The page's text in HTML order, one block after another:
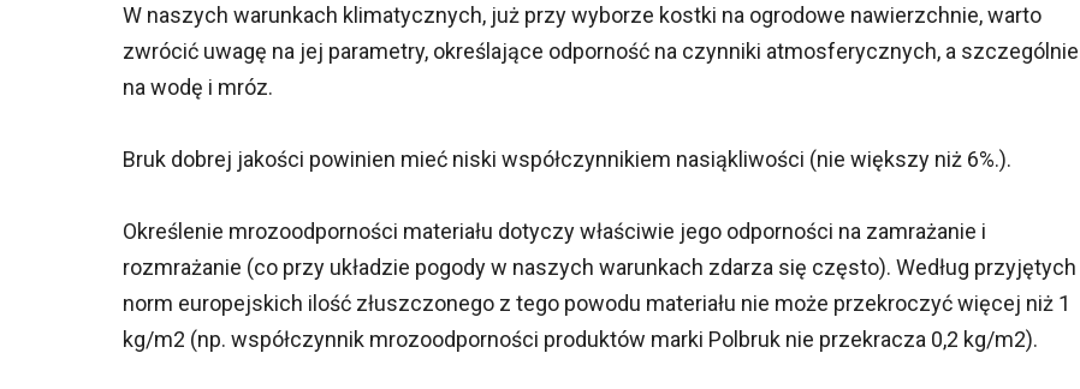
W naszych warunkach klimatycznych, już przy wyborze kostki na ogrodowe nawierzchnie, warto
zwrócić uwagę na jej parametry, określające odporność na czynniki atmosferycznych, a szczególnie
na wodę i mróz.
Bruk dobrej jakości powinien mieć niski współczynnikiem nasiąkliwości (nie większy niż 6%.).
Określenie mrozoodporności materiału dotyczy właściwie jego odporności na zamrażanie i
rozmrażanie (co przy układzie pogody w naszych warunkach zdarza się często). Według przyjętych
norm europejskich ilość złuszczonego z tego powodu materiału nie może przekroczyć więcej niż 1
kg/m2 (np. współczynnik mrozoodporności produktów marki Polbruk nie przekracza 0,2 kg/m2).